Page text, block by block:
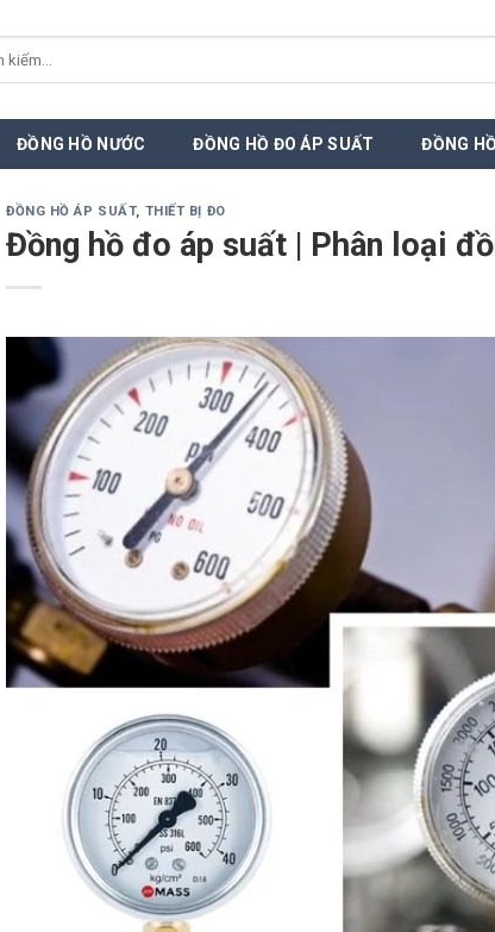
ĐỒNG HỒ NƯỚC ĐỒNG HỒ ĐO ÁP SUẤT ĐỒNG
ĐỒNG HỒ ÁP SUẤT, THIẾT BỊ ĐO
Đồng hồ đo áp suất | Phân loại